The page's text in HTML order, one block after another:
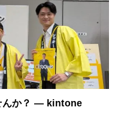
んか？ — kintone